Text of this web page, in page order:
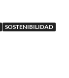
SOSTENIBILIDAD